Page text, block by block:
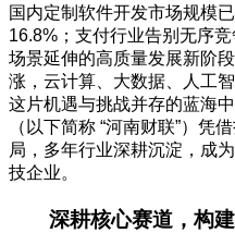
国内定制软件开发市场规模
16.8%；支付行业告别无序
场景延伸的高质量发展新阶
涨，云计算、大数据、人工
这片机遇与挑战并存的蓝海中
（以下简称 “河南财联”）凭
局，多年行业深耕沉淀，成
技企业。
深耕核心赛道，构